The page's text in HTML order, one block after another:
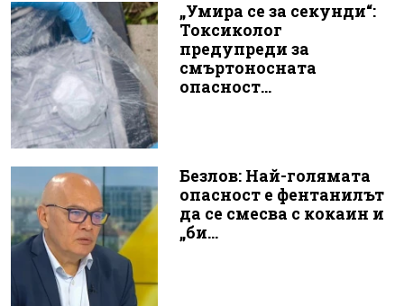
„Умира се за секунди“:
Токсиколог
предупреди за
смъртоносната
опасност...
Безлов: Най-голямата
опасност е фентанилът
да се смесва с кокаин и
„би...